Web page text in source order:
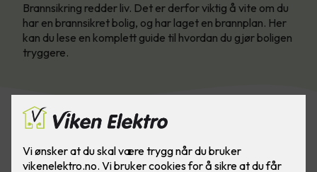
Brannsikring redder liv. Det er derfor viktig å vite om du
har en brannsikret bolig, og har laget en brannplan. Her
kan du lese en komplett guide til hvordan du gjør boligen
tryggere.